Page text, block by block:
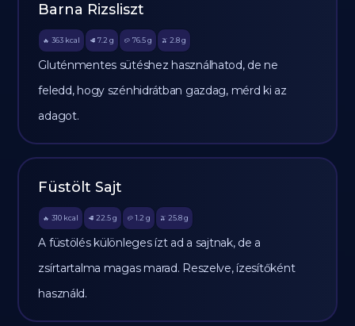
Barna Rizsliszt
🔥 363 kcal 🥩 7.2 g 🥔 76.5g 🫒 2.8 g
Gluténmentes sütéshez használhatod, de ne
feledd, hogy szénhidrátban gazdag, mérd ki az
adagot.
Füstölt Sajt
🔥 310 kcal 🥩 22.5 g 🥔 1.2 g 🫒 25.8 g
A füstölés különleges ízt ad a sajtnak, de a
zsírtartalma magas marad. Reszelve, ízesítőként
használd.